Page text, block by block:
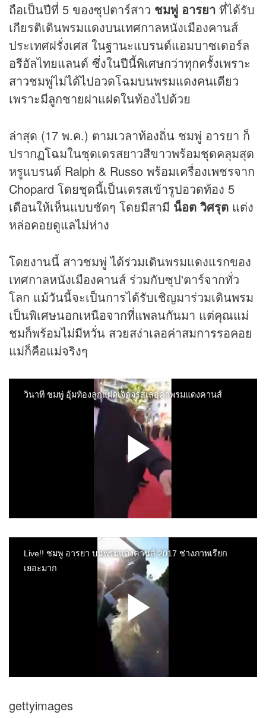
ถือเป็นปีที่ 5 ของซุปตาร์สาว ชมพู่ อารยา ที่ได้รับ
เกียรติเดินพรมแดงบนเทศกาลหนังเมืองคานส์
ประเทศฝรั่งเศส ในฐานะแบรนด์แอมบาซเดอร์ล
อรีอัลไทยแลนด์ ซึ่งในปีนี้พิเศษกว่าทุกครั้งเพราะ
สาวชมพู่ไม่ได้ไปอวดโฉมบนพรมแดงคนเดียว
เพราะมีลูกชายฝาแฝดในท้องไปด้วย
ล่าสุด (17 พ.ค.) ตามเวลาท้องถิ่น ชมพู่ อารยา ก็
ปรากฏโฉมในชุดเดรสยาวสีขาวพร้อมชุดคลุมสุด
หรูแบรนด์ Ralph & Russo พร้อมเครื่องเพชรจาก
Chopard โดยชุดนี้เป็นเดรสเข้ารูปอวดท้อง 5
เดือนให้เห็นแบบชัดๆ โดยมีสามี น็อต วิศรุต แต่ง
หล่อคอยดูแลไม่ห่าง
โดยงานนี้ สาวชมพู่ ได้ร่วมเดินพรมแดงแรกของ
เทศกาลหนังเมืองคานส์ ร่วมกับซุป'ตาร์จากทั่ว
โลก แม้วันนี้จะเป็นการได้รับเชิญมาร่วมเดินพรม
เป็นพิเศษนอกเหนือจากที่แพลนกันมา แต่คุณแม่
ชมก็พร้อมไม่มีหวั่น สวยสง่าเลอค่าสมการรอคอย
แม่ก็คือแม่จริงๆ
gettyimages